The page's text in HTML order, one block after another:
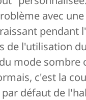
avec
pendant
de l'utilisation
mode sombre
c'est la
défaut de